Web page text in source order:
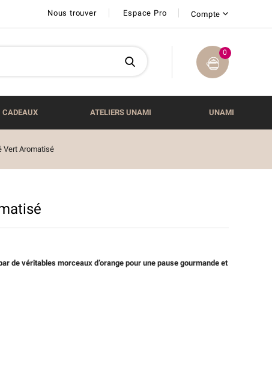
Nous trouver Espace Pro Compte
0
CADEAUX ATELIERS UNAMI UNAMI
Vert Aromatisé
de véritables morceaux d’orange pour une pause gourmande et